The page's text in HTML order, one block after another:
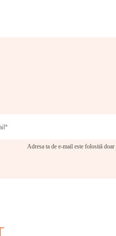
Adresa ta de e-mail este folosită